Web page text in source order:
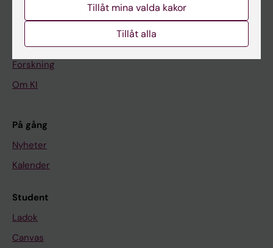
Utbildning
Forskarutbildning
Forskning
Om KI
På gång
Nyheter
Kalender
Student
Ladok
Canvas
Tillåt mina valda kakor
Tillåt alla